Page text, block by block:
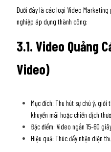
Dưới đây là các loại Video Marketing
nghiệp áp dụng thành công:
3.1. Video Quảng
Video)
Mục đích: Thu hút sự chú ý, giới
khuyến mãi hoặc chiến dịch
Đặc điểm: Video ngắn 15–60
Hiệu quả: Thúc đẩy nhận diện